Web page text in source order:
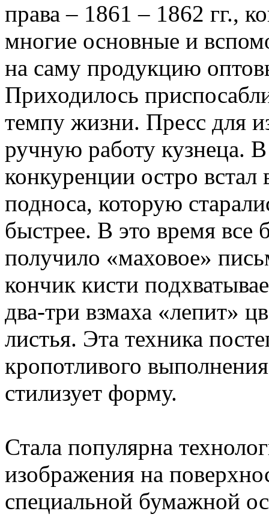
права – 1861 – 1862 гг.,
многие основные и
на саму продукцию
Приходилось
темпу жизни. Пресс для
ручную работу кузнеца.
конкуренции остро
подноса, которую
быстрее. В это время все
получило «маховое»
кончик кисти
два-три взмаха «лепит»
листья. Эта техника
кропотливого
стилизует форму.
Стала популярна
изображения на
специальной бумажной